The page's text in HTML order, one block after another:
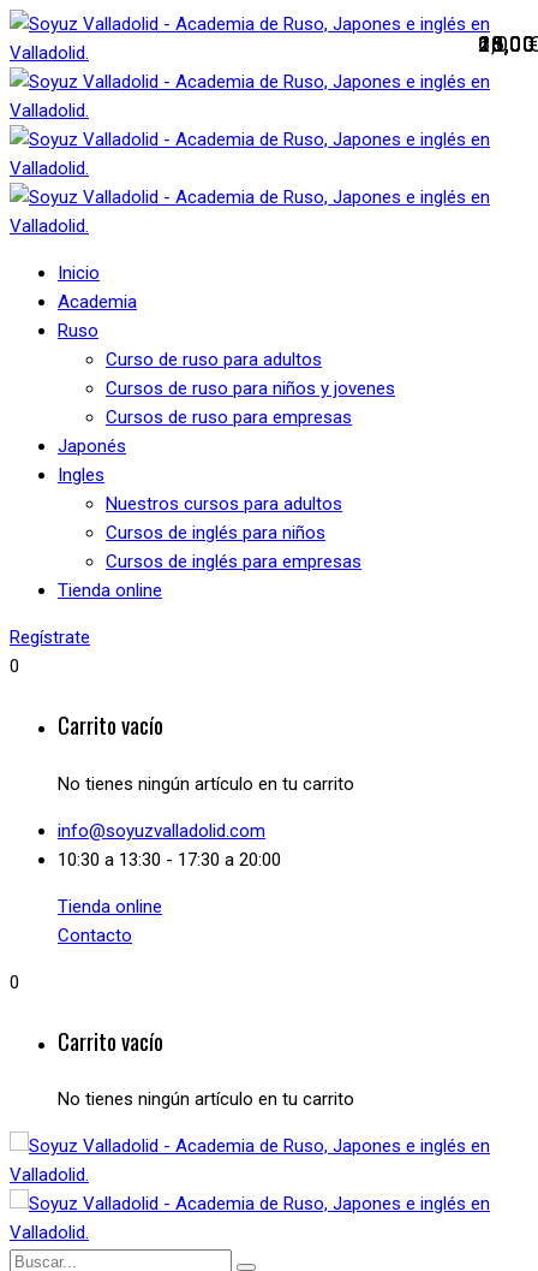
Inicio
Academia
Ruso
Curso de ruso para adultos
Cursos de ruso para niños y jovenes
Cursos de ruso para empresas
Japonés
Ingles
Nuestros cursos para adultos
Cursos de inglés para niños
Cursos de inglés para empresas
Tienda online
Regístrate
0
Carrito vacío
No tienes ningún artículo en tu carrito
info@soyuzvalladolid.com
10:30 a 13:30 - 17:30 a 20:00
Tienda online
Contacto
0
Carrito vacío
No tienes ningún artículo en tu carrito
6,00